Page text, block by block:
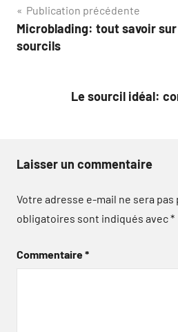
Navigation
de
Publication précédente
Microblading: tout savoir
sourcils
Le sourcil idéal:
Laisser un commentaire
Votre adresse e-mail ne sera pas
obligatoires sont indiqués avec*
Commentaire*